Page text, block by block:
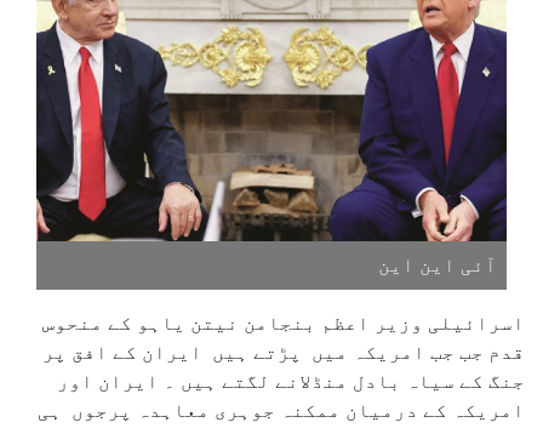
آئی این این
اسرائیلی وزیر اعظم بنجامن نیتن یاہو کے منحوس
قدم جب جب امریکہ میں پڑتے ہیں ایران کے افق پر
جنگ کے سیاہ بادل منڈلانے لگتے ہیں ۔ ایران اور
امریکہ کے درمیان ممکنہ جوہری معاہدہ پرجوں ہی